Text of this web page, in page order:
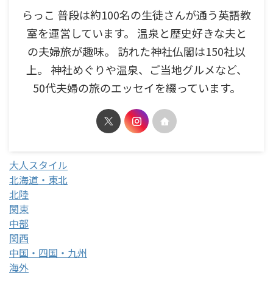
らっこ 普段は約100名の生徒さんが通う英語教
室を運営しています。 温泉と歴史好きな夫と
の夫婦旅が趣味。 訪れた神社仏閣は150社以
上。 神社めぐりや温泉、ご当地グルメなど、
50代夫婦の旅のエッセイを綴っています。
大人スタイル
北海道・東北
北陸
関東
中部
関西
中国・四国・九州
海外